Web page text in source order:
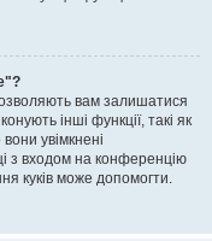
вам залишатися
інші функції, такі як
увімкнені
з входом на конференцію
куків може допомогти.